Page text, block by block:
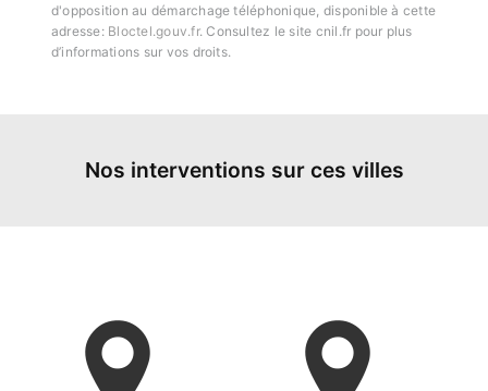
d'opposition au démarchage téléphonique, disponible à cette
adresse: Bloctel.gouv.fr. Consultez le site cnil.fr pour plus
d’informations sur vos droits.
Nos interventions sur ces villes